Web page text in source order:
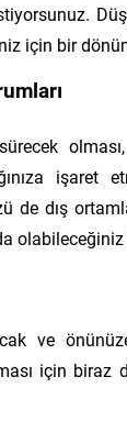
için bir
işaret
de dış
ve
için